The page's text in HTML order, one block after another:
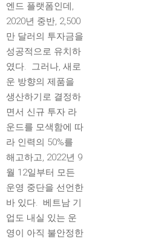
엔드 플랫폼인데,
2020년 중반, 2,500
만 달러의 투자금을
성공적으로 유치하
였다. 그러나, 새로
운 방향의 제품을
생산하기로 결정하
면서 신규 투자 라
운드를 모색함에 따
라 인력의 50%를
해고하고, 2022년 9
월 12일부터 모든
운영 중단을 선언한
바 있다. 베트남 기
업도 내실 있는 운
영이 아직 불안정한